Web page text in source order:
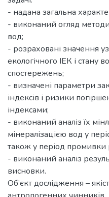
- надана загальна
- виконаний огляд
вод;
- розраховані значення
екологічного ІЕК і стану
спостережень;
- визначені параметри
індексів і ризики
індексами;
- виконаний аналіз їх
мінералізацією вод у
також у період промивки
- виконаний аналіз
висновки.
Об’єкт дослідження –